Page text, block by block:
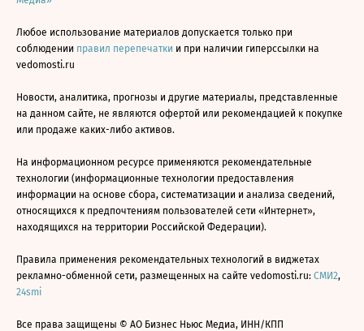
Любое использование материалов допускается только при
соблюдении правил перепечатки и при наличии гиперссылки на
vedomosti.ru
Новости, аналитика, прогнозы и другие материалы, представленные
на данном сайте, не являются офертой или рекомендацией к покупке
или продаже каких-либо активов.
На информационном ресурсе применяются рекомендательные
технологии (информационные технологии предоставления
информации на основе сбора, систематизации и анализа сведений,
относящихся к предпочтениям пользователей сети «Интернет»,
находящихся на территории Российской Федерации).
Правила применения рекомендательных технологий в виджетах
рекламно-обменной сети, размещенных на сайте vedomosti.ru: СМИ2,
24smi
Все права защищены © АО Бизнес Ньюс Медиа, ИНН/КПП